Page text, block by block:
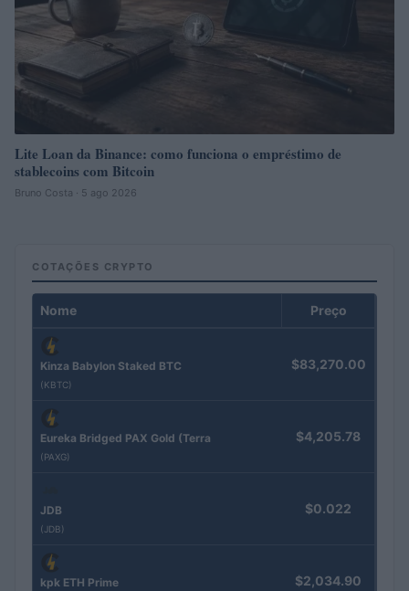
Lite Loan da Binance: como funciona o empréstimo de
stablecoins com Bitcoin
Bruno Costa · 5 ago 2026
COTAÇÕES CRYPTO
Nome Preço
Kinza Babylon Staked BTC
(KBTC)
$83,270.00
Eureka Bridged PAX Gold (Terra
(PAXG)
$4,205.78
JDB
(JDB)
$0.022
kpk ETH Prime $2,034.90